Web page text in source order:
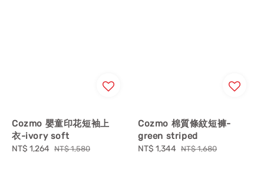
Cozmo 嬰童印花短袖上
衣-ivory soft
Sale
NT$ 1,264 Regular
NT$ 1,580
Cozmo 棉質條紋短褲-
green striped
Sale
NT$ 1,344 Regular
NT$ 1,680